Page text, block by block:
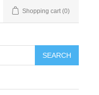
Shopping cart (0)